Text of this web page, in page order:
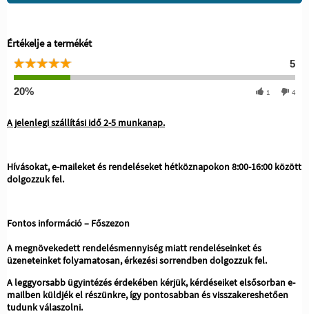
Értékelje a termékét
5
20% 1 4
A jelenlegi szállítási idő 2-5 munkanap.
Hívásokat, e-maileket és rendeléseket hétköznapokon 8:00-16:00 között
dolgozzuk fel.
Fontos információ – Főszezon
A megnövekedett rendelésmennyiség miatt rendeléseinket és
üzeneteinket folyamatosan, érkezési sorrendben dolgozzuk fel.
A leggyorsabb ügyintézés érdekében kérjük, kérdéseiket elsősorban e-
mailben küldjék el részünkre, így pontosabban és visszakereshetően
tudunk válaszolni.